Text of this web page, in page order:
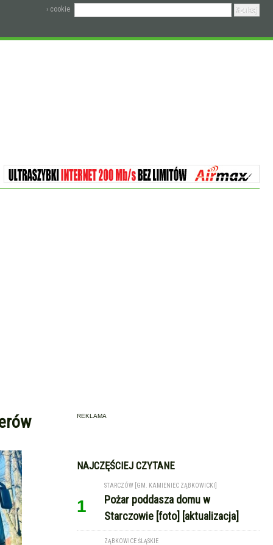
› cookie
REKLAMA
NAJCZĘŚCIEJ CZYTANE
1
STARCZÓW [GM. KAMIENIEC ZĄBKOWICKI]
Pożar poddasza domu w
Starczowie [foto] [aktualizacja]
ZĄBKOWICE ŚLĄSKIE